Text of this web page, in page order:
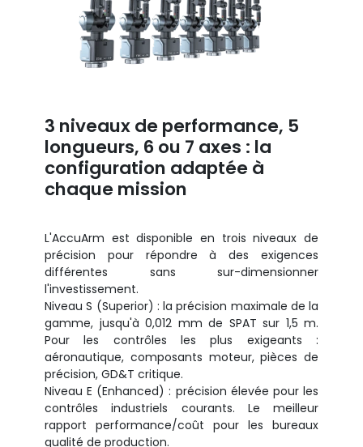
3 niveaux de performance, 5
longueurs, 6 ou 7 axes : la
configuration adaptée à
chaque mission
L'AccuArm est disponible en trois niveaux de
précision pour répondre à des exigences
différentes sans sur-dimensionner
l'investissement.
Niveau S (Superior) : la précision maximale de la
gamme, jusqu'à 0,012 mm de SPAT sur 1,5 m.
Pour les contrôles les plus exigeants :
aéronautique, composants moteur, pièces de
précision, GD&T critique.
Niveau E (Enhanced) : précision élevée pour les
contrôles industriels courants. Le meilleur
rapport performance/coût pour les bureaux
qualité de production.